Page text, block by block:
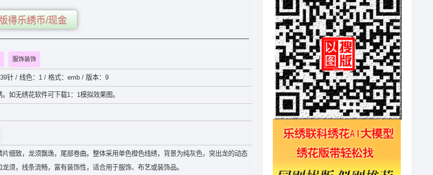
得乐绣币/现金
服饰装饰
针 / 线色：1 / 格式：emb / 版本：9
如无绣花软件可下载1：1模拟效果图。
细致，龙须飘逸，尾部卷曲。整体采用单色橙色线绣，背景为纯灰色，突出龙的动态
须，线条流畅，富有装饰性，适合用于服饰、布艺或装饰品。